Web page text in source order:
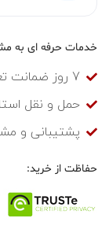
خدمات حرفه ای به
7 روز ضمانت تعویض کالا
حمل و نقل
پشتیبانی و
حفاظت از خرید: